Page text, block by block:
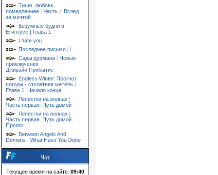
Тише, любовь,
помедленнее | Часть I. Вслед
за мечтой
Безумные будни в
Египтусе | Глава 1
I hate you
Последнее письмо | I
Сады дурмана | Новые
приключения
Джирайи:Прибытие
Endless Winter. Прогноз
погоды - столетняя метель |
Глава 1. Начало конца
Лепестки на волнах |
Часть первая. Путь домой
Лепестки на волнах |
Часть первая. Путь домой.
Пролог
Between Angels And
Demons | What Have You Done
Чат
Текущее время на сайте: 09:40